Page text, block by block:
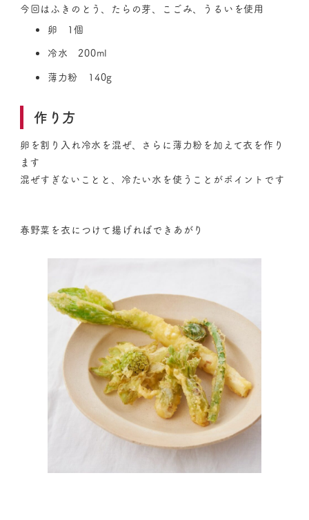
今回はふきのとう、たらの芽、こごみ、うるいを使用
卵 1個
冷水 200ml
薄力粉 140g
作り方
卵を割り入れ冷水を混ぜ、さらに薄力粉を加えて衣を作り
ます
混ぜすぎないことと、冷たい水を使うことがポイントです
春野菜を衣につけて揚げればできあがり